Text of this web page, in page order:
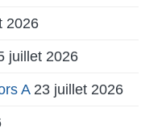
2026
juillet 2026
A 23 juillet 2026